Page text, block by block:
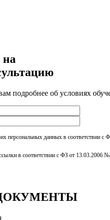
на
подробнее об условиях
персональных данных в соответствии
в соответствии с ФЗ от 13.03.2006